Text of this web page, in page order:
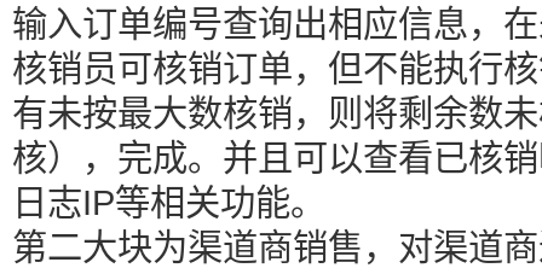
输入订单编号查询出相应信息，
核销员可核销订单，但不能执行
有未按最大数核销，则将剩余数
核），完成。并且可以查看已核
日志IP等相关功能。
第二大块为渠道商销售，对渠道